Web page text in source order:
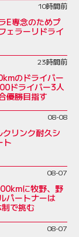
10時間前
E専念のためプ
ェラーリドライ
23時間前
のドライバー
ドライバー3人
優勝目指す
08-08
リンク耐久シ
ト
08-07
に牧野、野
パートナーは
で挑む
08-07